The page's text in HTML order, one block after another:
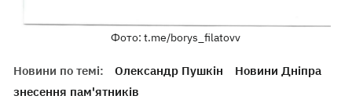
Фото: t.me/borys_filatovv
Новини по темі: Олександр Пушкін
Новини Дніпра
знесення пам'ятників